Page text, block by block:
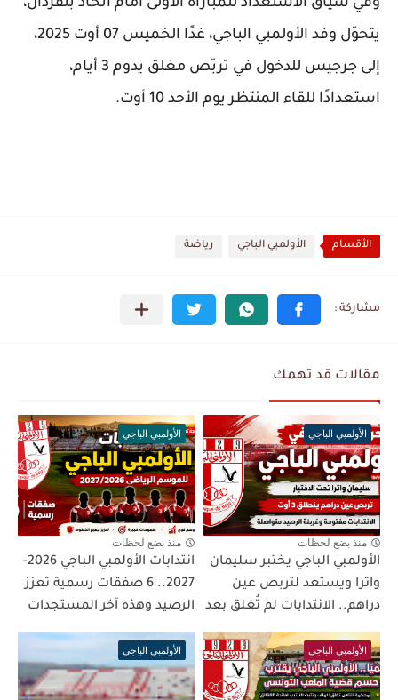
وفي سياق الاستعداد للمباراة الأولى أمام اتحاد بنقردان،
يتحوّل وفد الأولمبي الباجي
، غدًا الخميس 07 أوت 2025،
إلى جرجيس للدخول في تربّص مغلق يدوم 3 أيام،
استعدادًا للقاء المنتظر يوم الأحد 10 أوت
.
الأقسام الأولمبي الباجي رياضة
مقالات قد تهمك
الأولمبي الباجي
منذ بضع لحظات
الأولمبي الباجي يختبر سليمان
واترا ويستعد لتربص عين
دراهم.. الانتدابات لم تُغلق بعد
الأولمبي الباجي
منذ بضع لحظات
انتدابات الأولمبي الباجي 2026-
2027.. 6 صفقات رسمية تعزز
الرصيد وهذه آخر المستجدات
الأولمبي الباجي الأولمبي الباجي